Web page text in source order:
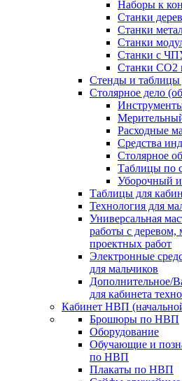
Наборы к
Станки
Станки
Станки
Станки с
Станки СО2
Стенды и таблицы
Столярное дело
Расходные
Средства
Столярное
Таблицы по
Уборочный
Таблицы для
Технология для
Универсальная
работы с
проектных работ
Электронные
для мальчиков
Дополнительное/
для кабинета
Кабинет НВП
Брошюры по НВП
Оборудование
Обучающие и
по НВП
Плакаты по НВП